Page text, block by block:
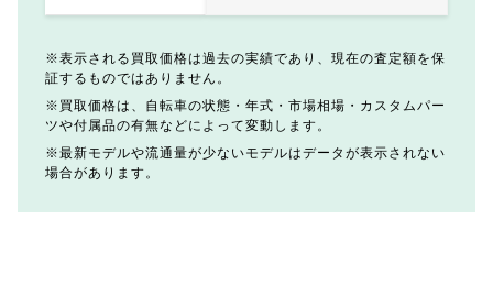
表示される買取価格は過去の実績であり、現在の査定額を保
証するものではありません。
買取価格は、自転車の状態・年式・市場相場・カスタムパー
ツや付属品の有無などによって変動します。
最新モデルや流通量が少ないモデルはデータが表示されない
場合があります。